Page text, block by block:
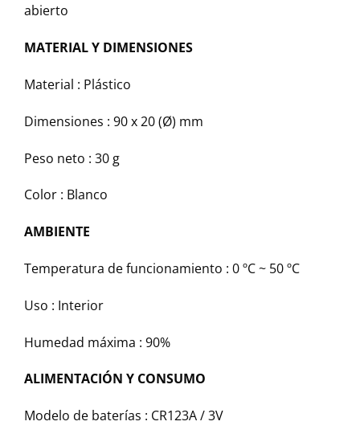
abierto
MATERIAL Y DIMENSIONES
Material : Plástico
Dimensiones : 90 x 20 (Ø) mm
Peso neto : 30 g
Color : Blanco
AMBIENTE
Temperatura de funcionamiento : 0 ºC ~ 50 ºC
Uso : Interior
Humedad máxima : 90%
ALIMENTACIÓN Y CONSUMO
Modelo de baterías : CR123A / 3V